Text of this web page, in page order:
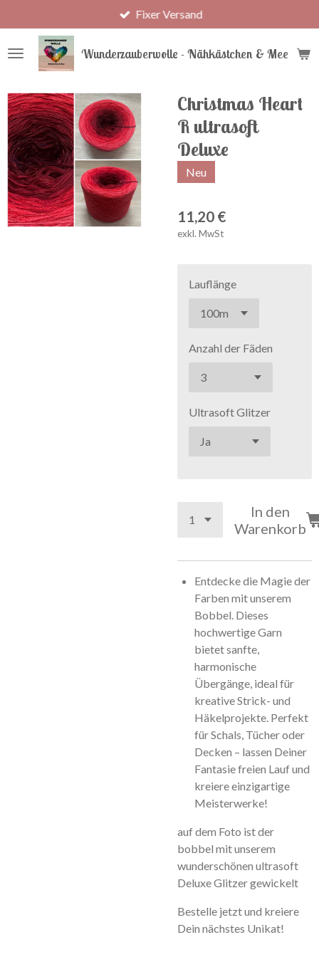
Hauptinhalt
springen
Wunderzauberwolle - Nähkästchen & Meer
Fixer Versand
Christmas Heart
R ultrasoft
Deluxe
Neu
11,20 €
exkl. MwSt
Lauflänge
Anzahl der Fäden
Ultrasoft Glitzer
In den
Warenkorb
Entdecke die Magie der
Farben mit unserem
Bobbel. Dieses
hochwertige Garn
bietet sanfte,
harmonische
Übergänge, ideal für
kreative Strick- und
Häkelprojekte. Perfekt
für Schals, Tücher oder
Decken – lassen Deiner
Fantasie freien Lauf und
kreiere einzigartige
Meisterwerke!
auf dem Foto ist der
bobbel mit unserem
wunderschönen ultrasoft
Deluxe Glitzer gewickelt
Bestelle jetzt und kreiere
Dein nächstes Unikat!